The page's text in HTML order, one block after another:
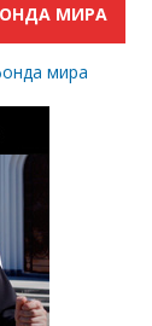
МИРА
мира